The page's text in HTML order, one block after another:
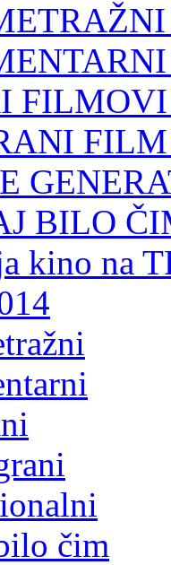
FILMOVI
FILM
BILO
kino na
čim